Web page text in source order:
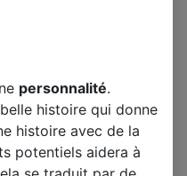
C
personnalité.
histoire qui donne
histoire avec de la
potentiels aidera à